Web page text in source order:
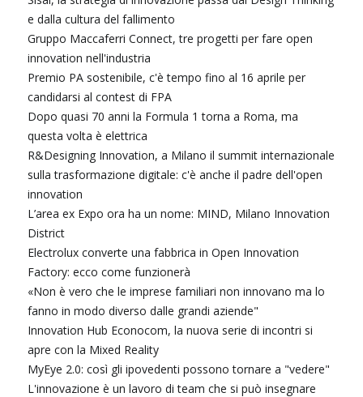
e dalla cultura del fallimento
Gruppo Maccaferri Connect, tre progetti per fare open
innovation nell'industria
Premio PA sostenibile, c'è tempo fino al 16 aprile per
candidarsi al contest di FPA
Dopo quasi 70 anni la Formula 1 torna a Roma, ma
questa volta è elettrica
R&Designing Innovation, a Milano il summit internazionale
sulla trasformazione digitale: c'è anche il padre dell'open
innovation
L’area ex Expo ora ha un nome: MIND, Milano Innovation
District
Electrolux converte una fabbrica in Open Innovation
Factory: ecco come funzionerà
«Non è vero che le imprese familiari non innovano ma lo
fanno in modo diverso dalle grandi aziende"
Innovation Hub Econocom, la nuova serie di incontri si
apre con la Mixed Reality
MyEye 2.0: così gli ipovedenti possono tornare a "vedere"
L'innovazione è un lavoro di team che si può insegnare